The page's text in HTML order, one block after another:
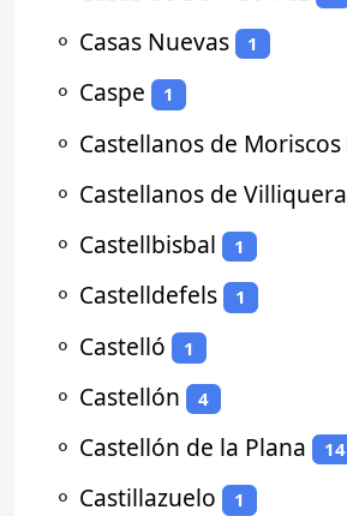
⚬ Casas Nuevas 1
⚬ Caspe 1
⚬ Castellanos de Moriscos
⚬ Castellanos de Villiquera
⚬ Castellbisbal 1
⚬ Castelldefels 1
⚬ Castelló 1
⚬ Castellón 4
⚬ Castellón de la Plana 14
⚬ Castillazuelo 1